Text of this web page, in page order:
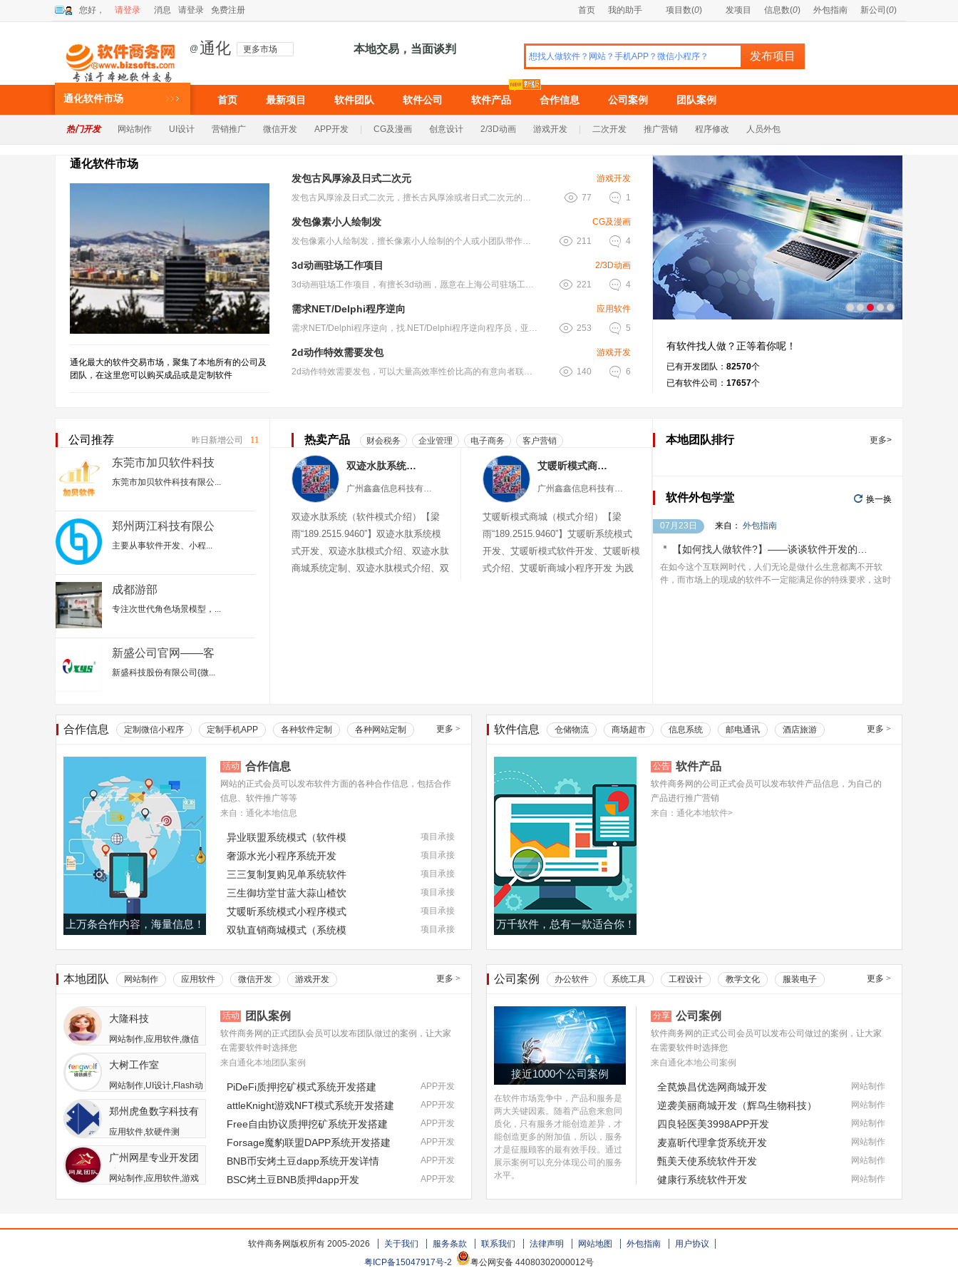
您好， 请登录 消息 请登录 免费注册 首页 我的助手 项目数(0) 发项目 信息数(0) 外包指南 新公司(0)
@ 通化 更多市场 本地交易，当面谈判
通化软件市场 首页 最新项目 软件团队 软件公司 软件产品 合作信息 公司案例 团队案例
热门开发 网站制作 UI设计 营销推广 微信开发 APP开发 CG及漫画 创意设计 2/3D动画 游戏开发 二次开发 推广营销 程序修改 人员外包
通化软件市场
通化最大的软件交易市场，聚集了本地所有的公司及
团队，在这里您可以购买成品或是定制软件
发包古风厚涂及日式二次元
游戏开发
发包古风厚涂及日式二次元，擅长古风厚涂或者日式二次元的画师 ，或小工作室带作.....
 77  1
发包像素小人绘制发
CG及漫画
发包像素小人绘制发，擅长像素小人绘制的个人或小团队带作品联系，项目要求高，无.....
 211  4
3d动画驻场工作项目
2/3D动画
3d动画驻场工作项目，有擅长3d动画，愿意在上海公司驻场工作的老铁吗？有的请.....
 221  4
需求NET/Delphi程序逆向
应用软件
需求NET/Delphi程序逆向，找.NET/Delphi程序逆向程序员，亚.....
 253  5
2d动作特效需要发包
游戏开发
2d动作特效需要发包，可以大量高效率性价比高的有意向者联系我，需测试，或者有.....
 140  6
有软件找人做？正等着你呢！
已有开发团队： 82570个
已有软件公司： 17657个
公司推荐 昨日新增公司 11
东莞市加贝软件科技
东莞市加贝软件科技有限公...
郑州两江科技有限公
主要从事‌软件开发、小程...
成都游部
专注次世代角色场景模型，...
新盛公司官网——客
务平台
新盛科技股份有限公司{微...
热卖产品 财会税务 企业管理 电子商务 客户营销
双迹水肽系统（软件模式介绍）
广州鑫鑫信息科技有限公司
双迹水肽系统（软件模式介绍）【梁
雨“189.2515.9460”】双迹水肽系统模
式开发、双迹水肽模式介绍、双迹水肽
商城系统定制、双迹水肽模式介绍、双
艾暖昕模式商城（模式介绍）
广州鑫鑫信息科技有限公司
艾暖昕模式商城（模式介绍）【梁
雨“189.2515.9460”】艾暖昕系统模式
开发、艾暖昕模式软件开发、艾暖昕模
式介绍、艾暖昕商城小程序开发 为践
本地团队排行 更多>
软件外包学堂  换一换
07月23日 来自： 外包指南
 【如何找人做软件?】——谈谈软件开发的价格
在如今这个互联网时代，人们无论是做什么生意都离不开软
件，而市场上的现成的软件不一定能满足你的特殊要求，这时
合作信息 定制微信小程序 定制手机APP 各种软件定制 各种网站定制 更多 >
上万条合作内容，海量信息！
活动 合作信息
网站的正式会员可以发布软件方面的各种合作信息，包括合作
信息、软件推广等等
来自：通化本地信息
异业联盟系统模式（软件模 项目承接
奢源水光小程序系统开发 项目承接
三三复制复购见单系统软件 项目承接
三生御坊堂甘蓝大蒜山楂饮 项目承接
艾暖昕系统模式小程序模式 项目承接
双轨直销商城模式（系统模 项目承接
软件信息 仓储物流 商场超市 信息系统 邮电通讯 酒店旅游 更多 >
万千软件，总有一款适合你！
公告 软件产品
软件商务网的公司正式会员可以发布软件产品信息，为自己的
产品进行推广营销
来自：通化本地软件>
本地团队 网站制作 应用软件 微信开发 游戏开发 更多 >
大隆科技
网站制作,应用软件,微信
开发,游戏开发,APP开发,
软件二次开发
大树工作室
网站制作,UI设计,Flash动
画,游戏开发,APP开发,广
告包装设计
郑州虎鱼数字科技有
限公司
应用软件,软硬件测
试,APP开发,人员外包,其
他开发与服务
广州网星专业开发团
队
网站制作,应用软件,游戏
活动 团队案例
软件商务网的正式团队会员可以发布团队做过的案例，让大家
在需要软件时选择您
来自通化本地团队案例
PiDeFi质押挖矿模式系统开发搭建 APP开发
attleKnight游戏NFT模式系统开发搭建 APP开发
Free自由协议质押挖矿系统开发搭建 APP开发
Forsage魔豹联盟DAPP系统开发搭建 APP开发
BNB币安烤土豆dapp系统开发详情 APP开发
BSC烤土豆BNB质押dapp开发 APP开发
公司案例 办公软件 系统工具 工程设计 教学文化 服装电子 更多 >
接近1000个公司案例
在软件市场竞争中，产品和服务是
两大关键因素。随着产品愈来愈同
质化，只有服务才能创造差异，才
能创造更多的附加值，所以，服务
才是征服顾客的最有效手段。通过
展示案例可以充分体现公司的服务
水平。
分享 公司案例
软件商务网的正式公司会员可以发布公司做过的案例，让大家
在需要软件时选择您
来自通化本地公司案例
全苠焕昌优选网商城开发 网站制作
逆袭美丽商城开发（辉鸟生物科技） 网站制作
四良轻医美3998APP开发 网站制作
麦嘉昕代理拿货系统开发 网站制作
甄美天使系统软件开发 网站制作
健康行系统软件开发 网站制作
软件商务网版权所有 2005-2026 关于我们 服务条款 联系我们 法律声明 网站地图 外包指南
用户协议
粤ICP备15047917号-2
粤公网安备 44080302000012号